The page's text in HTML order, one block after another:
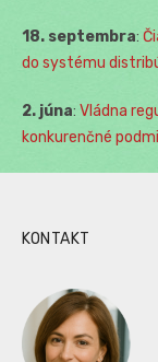
18. septembra:
do systému
2. júna: Vládna
konkurenčné
KONTAKT